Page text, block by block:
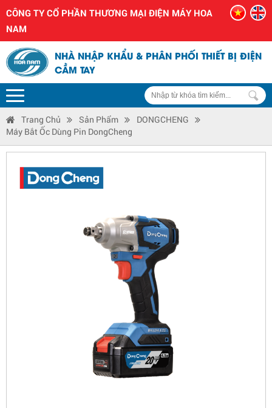
CÔNG TY CỔ PHẦN THƯƠNG MẠI ĐIỆN MÁY HOA
NAM
NHÀ NHẬP KHẨU & PHÂN PHỐI THIẾT BỊ ĐIỆN
CẦM TAY
Trang Chủ Sản Phẩm
DONGCHENG
Máy Bắt Ốc Dùng Pin DongCheng